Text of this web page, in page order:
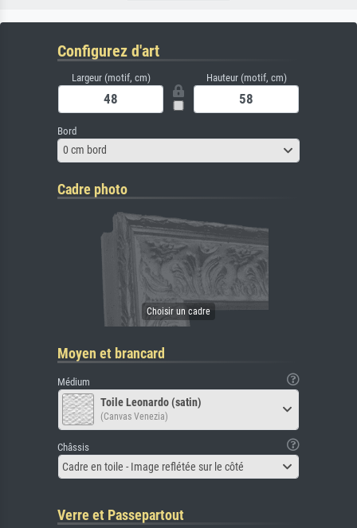
Configurez d'art
Largeur (motif, cm) Hauteur (motif, cm)
Bord
0 cm bord
Cadre photo
Moyen et brancard
Médium
Toile Leonardo (satin)
(Canvas Venezia)
Châssis
Cadre en toile - Image reflétée sur le côté
Verre et Passepartout